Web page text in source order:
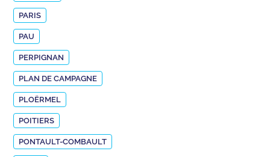
PARIS
PAU
PERPIGNAN
PLAN DE CAMPAGNE
PLOËRMEL
POITIERS
PONTAULT-COMBAULT